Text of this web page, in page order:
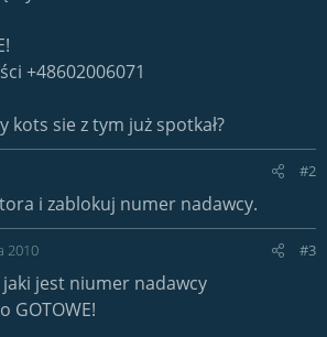
+48602006071
kots sie z tym już spotkał?
#2
i zablokuj numer nadawcy.
2010 #3
jaki jest niumer nadawcy
GOTOWE!